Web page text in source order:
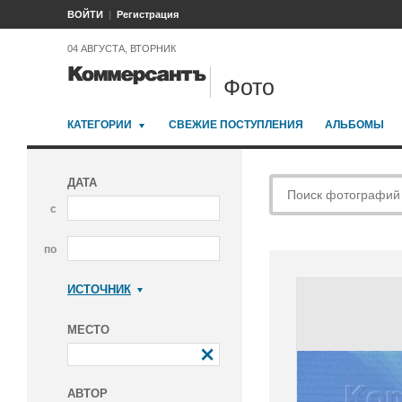
ВОЙТИ Регистрация
04 АВГУСТА, ВТОРНИК
Фото
КАТЕГОРИИ СВЕЖИЕ ПОСТУПЛЕНИЯ АЛЬБОМЫ
ДАТА
с
по
ИСТОЧНИК
МЕСТО
АВТОР